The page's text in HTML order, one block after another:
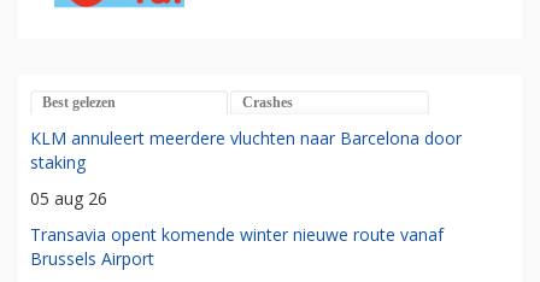
Best gelezen Crashes
KLM annuleert meerdere vluchten naar Barcelona door
staking
05 aug 26
Transavia opent komende winter nieuwe route vanaf
Brussels Airport